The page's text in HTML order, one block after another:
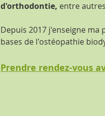
d'orthodontie, entre
Depuis 2017 j'enseigne
bases de l'ostéopathie
Prendre rendez-vous